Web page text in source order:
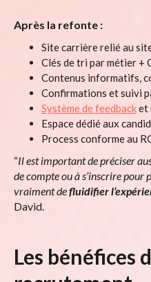
Après la refonte :
Site carrière relié au
Clés de tri par métier +
Contenus informatifs,
Confirmations et suivi
Système de feedbacket
Espace dédié aux
Process conforme au
“Il est important de préciser
de compte ou à s’inscrire pour
vraiment defluidifier
David.
Les bénéfices